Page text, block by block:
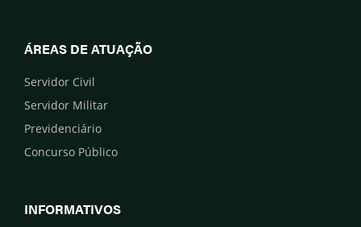
ÁREAS DE ATUAÇÃO
Servidor Civil
Servidor Militar
Previdenciário
Concurso Público
INFORMATIVOS